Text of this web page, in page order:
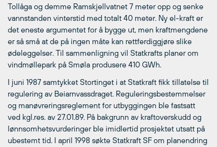
Tollåga og demme Ramskjellvatnet 7 meter opp og senke
vannstanden vinterstid med totalt 40 meter. Ny el-kraft er
det eneste argumentet for å bygge ut, men kraftmengdene
er så små at de på ingen måte kan rettferdiggjøre slike
ødeleggelser. Til sammenligning vil Statkrafts planer om
vindmøllepark på Smøla produsere 410 GWh.
I juni 1987 samtykket Stortinget i at Statkraft fikk tillatelse til
regulering av Beiarnvassdraget. Reguleringsbestemmelser
og manøvreringsreglement for utbyggingen ble fastsatt
ved kgl.res. av 27.01.89. På bakgrunn av kraftoverskudd og
lønnsomhetsvurderinger ble imidlertid prosjektet utsatt på
ubestemt tid. I april 1998 søkte Statkraft SF om planendring